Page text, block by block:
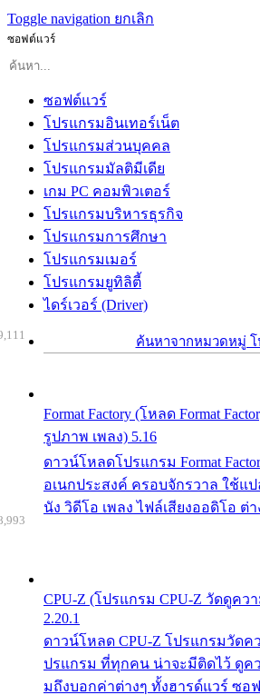
Toggle navigation ยกเลิก
ซอฟต์แวร์
ซอฟต์แวร์
โปรแกรมอินเทอร์เน็ต
โปรแกรมส่วนบุคคล
โปรแกรมมัลติมีเดีย
เกม PC คอมพิวเตอร์
โปรแกรมบริหารธุรกิจ
โปรแกรมการศึกษา
โปรแกรมเมอร์
โปรแกรมยูทิลิตี้
ไดร์เวอร์ (Driver)
ค้นหาจากหมวดหมู่ โ
Format Factory (โหลด Format
รูปภาพ เพลง) 5.16
ดาวน์โหลดโปรแกรม Format
อเนกประสงค์ ครอบจักรวาล ใช้แ
นัง วิดีโอ เพลง ไฟล์เสียงออดิโอ ต่า
CPU-Z (โปรแกรม CPU-Z วัดดูคว
2.20.1
ดาวน์โหลด CPU-Z โปรแกรมวัดค
ปรแกรม ที่ทุกคน น่าจะมีติดไว้ ดูคว
มถึงบอกค่าต่างๆ ทั้งฮารด์แวร์ ซอ